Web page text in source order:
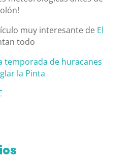
muy interesante de El
todo
temporada de huracanes
la Pinta